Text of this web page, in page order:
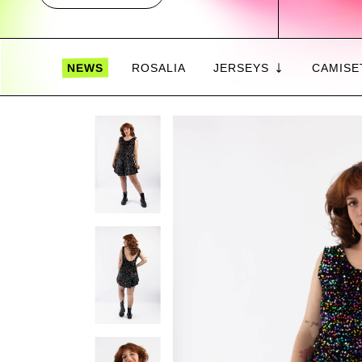
NEWS ROSALIA JERSEYS